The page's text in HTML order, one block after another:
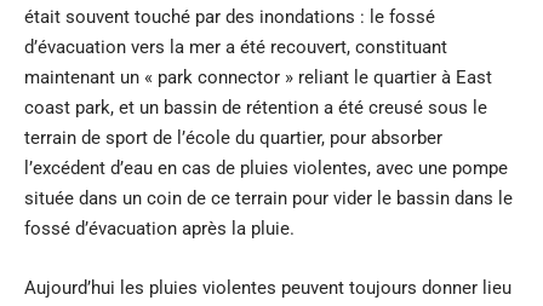
était souvent touché par des inondations : le fossé
d’évacuation vers la mer a été recouvert, constituant
maintenant un « park connector » reliant le quartier à East
coast park, et un bassin de rétention a été creusé sous le
terrain de sport de l’école du quartier, pour absorber
l’excédent d’eau en cas de pluies violentes, avec une pompe
située dans un coin de ce terrain pour vider le bassin dans le
fossé d’évacuation après la pluie.
Aujourd’hui les pluies violentes peuvent toujours donner lieu